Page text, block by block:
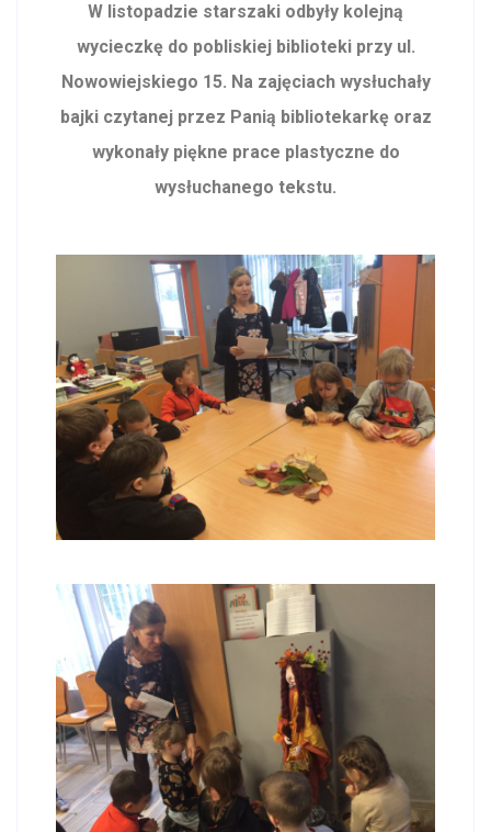
W listopadzie starszaki odbyły kolejną
wycieczkę do pobliskiej biblioteki przy ul.
Nowowiejskiego 15. Na zajęciach wysłuchały
bajki czytanej przez Panią bibliotekarkę oraz
wykonały piękne prace plastyczne do
wysłuchanego tekstu.